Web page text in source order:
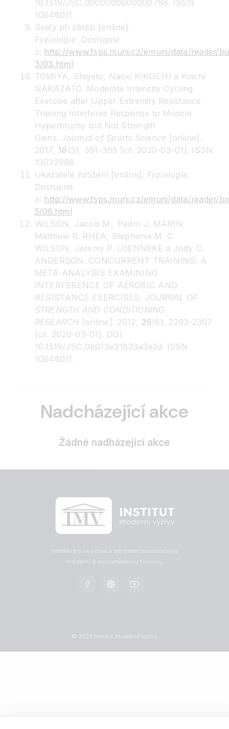
10.1519/JSC.0000000000000798. ISSN
10648011.
Svaly při zátěži [online].
Fyziologie. Dostupné
z: http://www.fsps.muni.cz/emuni/data/reader/
3/03.html
TOMIYA, Shigeto, Naoki KIKUCHI a Koichi
NAKAZATO. Moderate Intensity Cycling
Exercise after Upper Extremity Resistance
Training Interferes Response to Muscle
Hypertrophy but Not Strength
Gains. Journal of Sports Science [online].
2017, 16 (3), 391-395 [cit. 2020-03-01]. ISSN
13032968.
Ukazatelé zatížení [online]. Fyziologie.
Dostupné
z: http://www.fsps.muni.cz/emuni/data/reader/
5/06.html
WILSON, Jacob M., Pedro J. MARIN,
Matthew R. RHEA, Stephanie M. C.
WILSON, Jeremy P. LOENNEKE a Jody C.
ANDERSON. CONCURRENT TRAINING: A
META-ANALYSIS EXAMINING
INTERFERENCE OF AEROBIC AND
RESISTANCE EXERCISES. JOURNAL OF
STRENGTH AND CONDITIONING
RESEARCH [online]. 2012, 26(8), 2293-2307
[cit. 2020-03-01]. DOI:
10.1519/JSC.0b013e31823a3e2d. ISSN
10648011.
Nadcházející akce
Žádné nadházející akce
Vzdělávání ve výživě a zdravém životním stylu
moderní a srozumitelnou formou.
© 2025 Institut moderní výživy